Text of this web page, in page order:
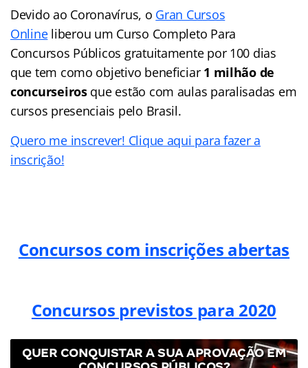
Devido ao Coronavírus, o Gran Cursos
Onlineliberou um Curso Completo Para
Concursos Públicos gratuitamente por 100 dias
que tem como objetivo beneficiar 1 milhão de
concurseirosque estão com aulas paralisadas em
cursos presenciais pelo Brasil.
Quero me inscrever! Clique aqui para fazer a
inscrição!
Concursos com inscrições abertas
Concursos previstos para 2020
QUER CONQUISTAR A SUA APROVAÇÃO EM